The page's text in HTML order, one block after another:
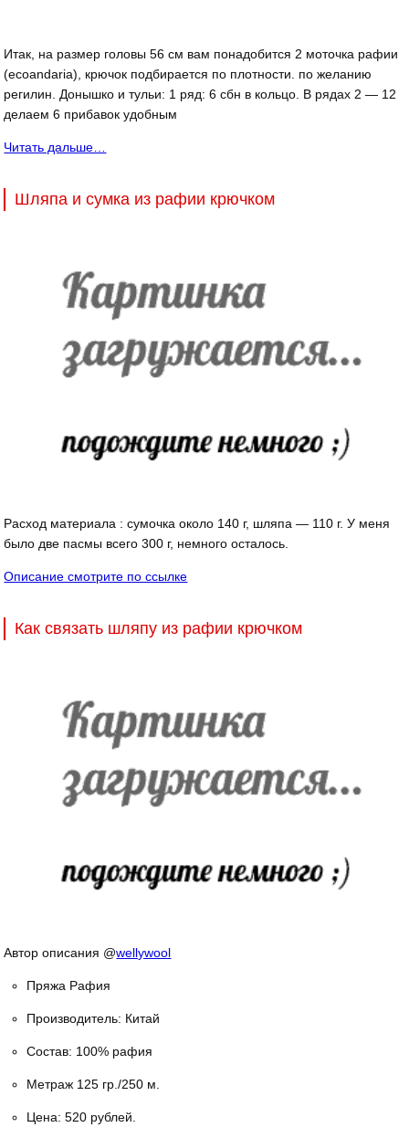
Итак, на размер головы 56 см вам понадобится 2 моточка рафии
(ecoandaria), крючок подбирается по плотности. по желанию
регилин. Донышко и тульи: 1 ряд: 6 сбн в кольцо. В рядах 2 — 12
делаем 6 прибавок удобным
Читать дальше…
Шляпа и сумка из рафии крючком
Расход материала : сумочка около 140 г, шляпа — 110 г. У меня
было две пасмы всего 300 г, немного осталось.
Описание смотрите по ссылке
Как связать шляпу из рафии крючком
Автор описания @wellywool
Пряжа Рафия
Производитель: Китай
Состав: 100% рафия
Метраж 125 гр./250 м.
Цена: 520 рублей.